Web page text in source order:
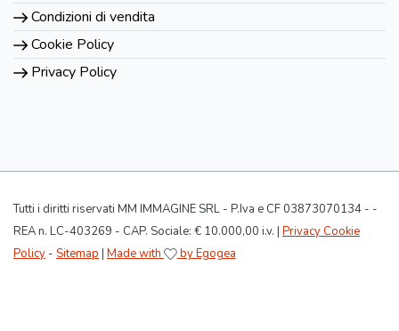
Condizioni di vendita
Cookie Policy
Privacy Policy
Tutti i diritti riservati MM IMMAGINE SRL - P.Iva e CF 03873070134 - -
REA n. LC-403269 - CAP. Sociale: € 10.000,00 i.v. | Privacy Cookie
Policy - Sitemap | Made with by Egogea